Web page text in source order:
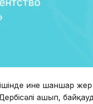
ине шаншар
ашып,